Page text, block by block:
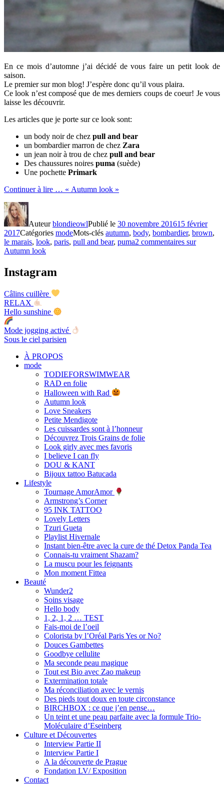
En ce mois d’automne j’ai décidé de vous faire un petit look de
saison.
Le premier sur mon blog! J’espère donc qu’il vous plaira.
Ce look n’est composé que de mes derniers coups de coeur! Je vous
laisse les découvrir.
Les articles que je porte sur ce look sont:
un body noir de chez pull and bear
un bombardier marron de chez Zara
un jean noir à trou de chez pull and bear
Des chaussures noires puma (suède)
Une pochette Primark
Continuer à lire … « Autumn look »
AuteurblondieowlPublié le 30 novembre 201615 février
2017Catégories modeMots-clés autumn, body, bombardier, brown,
le marais, look, paris, pull and bear, puma2 commentaires sur
Autumn look
Instagram
Câlins cuillère
RELAX
Hello sunshine
Mode jogging activé
Sous le ciel parisien
À PROPOS
mode
TODIEFORSWIMWEAR
RAD en folie
Halloween with Rad
Autumn look
Love Sneakers
Petite Mendigote
Les cuissardes sont à l’honneur
Découvrez Trois Grains de folie
Look girly avec mes favoris
I believe I can fly
DOU & KANT
Bijoux tattoo Batucada
Lifestyle
Tournage AmorAmor
Armstrong’s Corner
95 INK TATTOO
Lovely Letters
Tzuri Gueta
Playlist Hivernale
Instant bien-être avec la cure de thé Detox Panda Tea
Connais-tu vraiment Shazam?
La muscu pour les feignants
Mon moment Fittea
Beauté
Wunder2
Soins visage
Hello body
1, 2, 1, 2 … TEST
Fais-moi de l’oeil
Colorista by l’Oréal Paris Yes or No?
Douces Gambettes
Goodbye cellulite
Ma seconde peau magique
Tout est Bio avec Zao makeup
Extermination totale
Ma réconciliation avec le vernis
Des pieds tout doux en toute circonstance
BIRCHBOX : ce que j’en pense…
Un teint et une peau parfaite avec la formule Trio-
Moléculaire d’Eseinberg
Culture et Découvertes
Interview Partie II
Interview Partie I
A la découverte de Prague
Fondation LV/ Exposition
Contact